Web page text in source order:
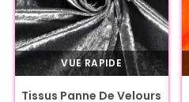
VUE RAPIDE
Tissus Panne De Velours